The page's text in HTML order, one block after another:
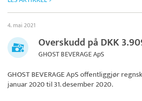
4. mai 2021
Overskudd på DKK
GHOST BEVERAGE ApS
GHOST BEVERAGE ApSoffentliggjør
januar 2020 til 31. desember 2020.